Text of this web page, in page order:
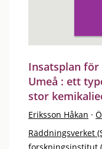
Insatsplan för
Umeå : ett
stor
Eriksson Håkan ·
Räddningsverket